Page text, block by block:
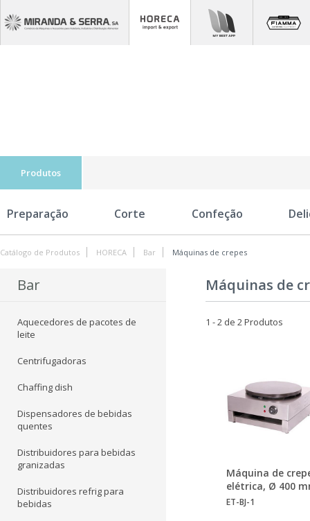
Produtos
Preparação Corte Confeção
Catálogo de Produtos HORECA Bar Máquinas de crepes
Bar
Aquecedores de pacotes de
leite
Centrifugadoras
Chaffing dish
Dispensadores de bebidas
quentes
Distribuidores para bebidas
granizadas
Distribuidores refrig para
bebidas
Máquinas de
1 - 2 de 2 Produtos
Máquina de
elétrica, Ø 400
ET-BJ-1